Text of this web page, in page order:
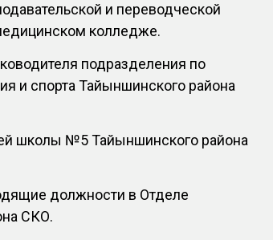
и переводческой
колледже.
подразделения по
и спорта Тайыншинского района
школы №5 Тайыншинского района
должности в Отделе
СКО.